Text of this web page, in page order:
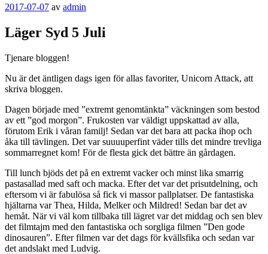
Publicerat
2017-07-07 av admin
Läger Syd 5 Juli
Tjenare bloggen!
Nu är det äntligen dags igen för allas favoriter, Unicorn Attack, att
skriva bloggen.
Dagen började med ”extremt genomtänkta” väckningen som bestod
av ett ”god morgon”. Frukosten var väldigt uppskattad av alla,
förutom Erik i våran familj! Sedan var det bara att packa ihop och
åka till tävlingen. Det var suuuuperfint väder tills det mindre trevliga
sommarregnet kom! För de flesta gick det bättre än gårdagen.
Till lunch bjöds det på en extremt vacker och minst lika smarrig
pastasallad med saft och macka. Efter det var det prisutdelning, och
eftersom vi är fabulösa så fick vi massor pallplatser. De fantastiska
hjältarna var Thea, Hilda, Melker och Mildred! Sedan bar det av
hemåt. När vi väl kom tillbaka till lägret var det middag och sen blev
det filmtajm med den fantastiska och sorgliga filmen ”Den gode
dinosauren”. Efter filmen var det dags för kvällsfika och sedan var
det andslakt med Ludvig.